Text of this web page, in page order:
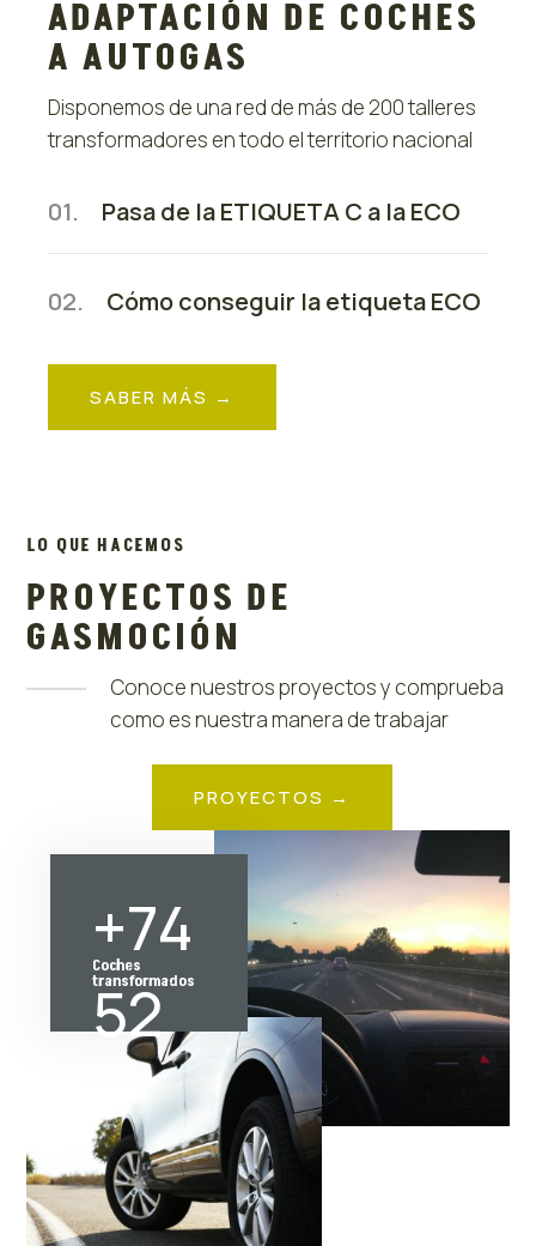
ADAPTACIÓN DE COCHES
A AUTOGAS
Disponemos de una red de más de 200 talleres
transformadores en todo el territorio nacional
01. Pasa de la ETIQUETA C a la ECO
02. Cómo conseguir la etiqueta ECO
SABER MÁS →
LO QUE HACEMOS
PROYECTOS DE
GASMOCIÓN
Conoce nuestros proyectos y comprueba
como es nuestra manera de trabajar
PROYECTOS →
+74
52
Coches
transformados